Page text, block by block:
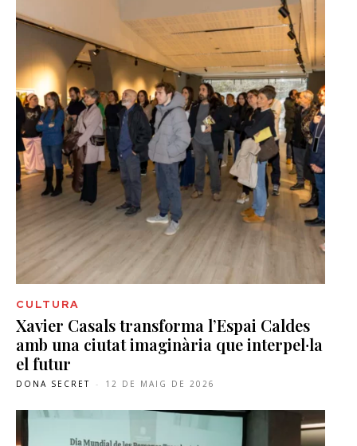
CULTURA
Xavier Casals transforma l’Espai Caldes
amb una ciutat imaginària que interpel·la
el futur
DONA SECRET - 12 DE MAIG DE 2026